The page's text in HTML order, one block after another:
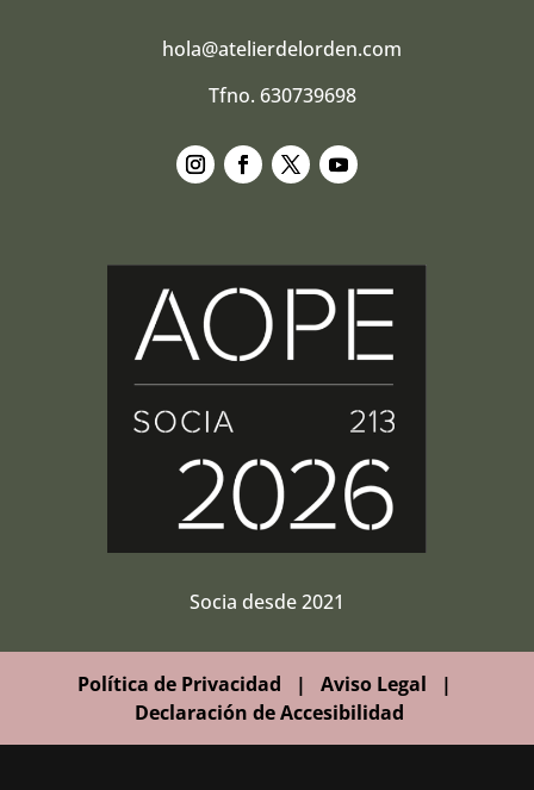
hola@atelierdelorden.com
Tfno. 630739698
Socia desde 2021
Política de Privacidad | Aviso Legal |
Declaración de Accesibilidad